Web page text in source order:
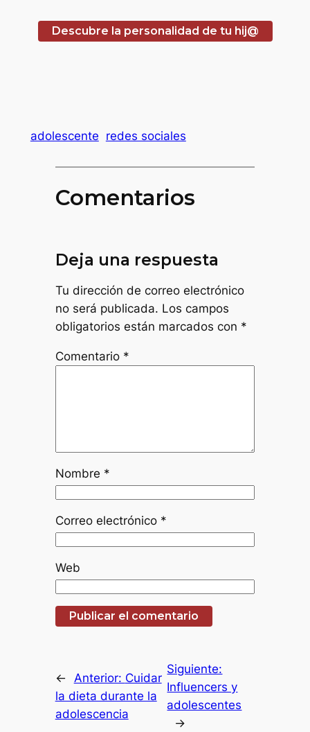
Descubre la personalidad de tu hij@
adolescente redes sociales
Comentarios
Deja una respuesta
Tu dirección de correo electrónico
no será publicada. Los campos
obligatorios están marcados con *
Comentario *
Nombre *
Correo electrónico *
Web
← Anterior: Cuidar
la dieta durante la
adolescencia
Siguiente:
Influencers y
adolescentes
→